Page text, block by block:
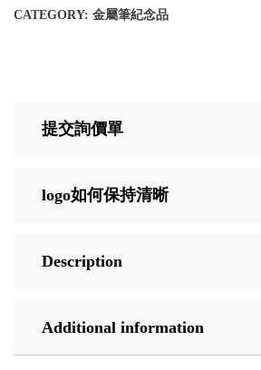
CATEGORY: 金屬筆紀念品
提交詢價單
logo如何保持清晰
Description
Additional information